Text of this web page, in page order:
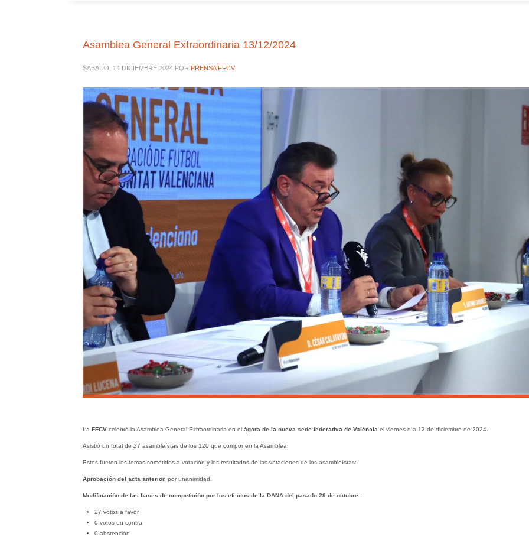
Asamblea General Extraordinaria 13/12/2024
SÁBADO, 14 DICIEMBRE 2024 POR PRENSA FFCV
La FFCVcelebró la Asamblea General Extraordinaria en el ágora de la nueva sede federativa de València el viernes día 13 de diciembre de 2024.
Asistió un total de 27 asambleístas de los 120 que componen la Asamblea.
Estos fueron los temas sometidos a votación y los resultados de las votaciones de los asambleístas:
Aprobación del acta anterior, por unanimidad.
Modificación de las bases de competición por los efectos de la DANA del pasado 29 de octubre:
27 votos a favor
0 votos en contra
0 abstención